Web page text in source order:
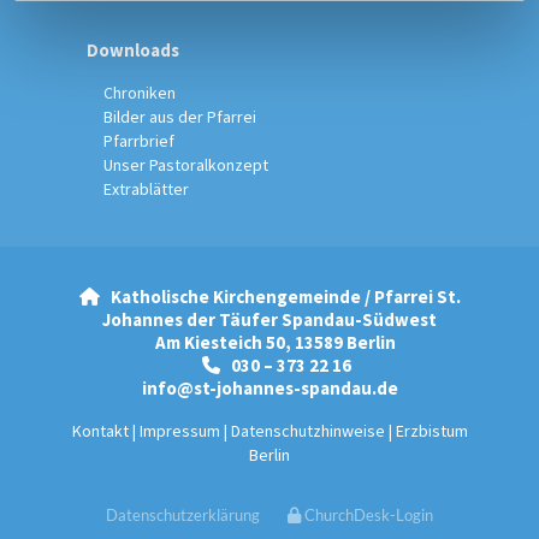
Downloads
Chroniken
Bilder aus der Pfarrei
Pfarrbrief
Unser Pastoralkonzept
Extrablätter
Katholische Kirchengemeinde / Pfarrei St.
Johannes der Täufer Spandau-Südwest
Am Kiesteich 50, 13589 Berlin

030 – 373 22 16
info@st-johannes-spandau.de
Kontakt| Impressum | Datenschutzhinweise | Erzbistum
Berlin
Datenschutzerklärung ChurchDesk-Login